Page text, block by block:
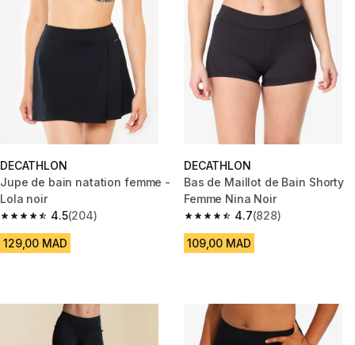
DECATHLON
Jupe de bain natation femme -
Lola noir
4.5
4.5 out of 5 stars from 204 reviews
(204)
129,00 MAD
DECATHLON
Bas de Maillot de Bain Shorty
Femme Nina Noir
4.7
4.7 out of 5 stars from 828
(828)
109,00 MAD